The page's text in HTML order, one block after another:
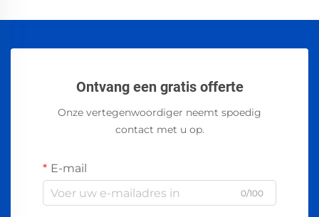
Ontvang een gratis offerte
Onze vertegenwoordiger neemt spoedig
contact met u op.
E-mail
0/100